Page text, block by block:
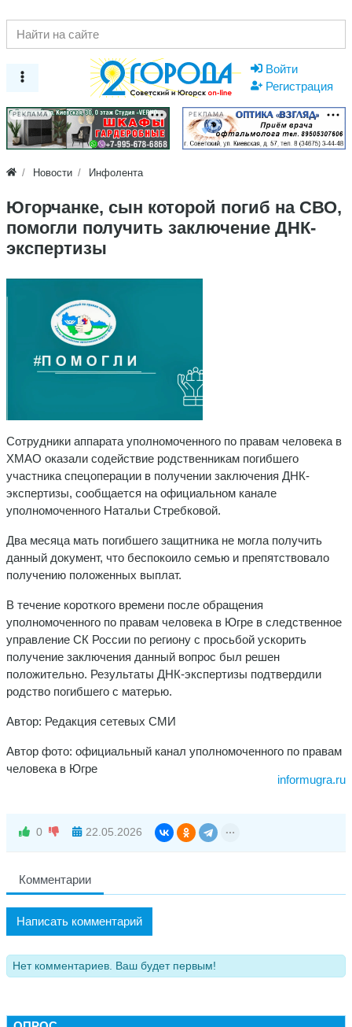
Войти
Регистрация
РЕКЛАМА РЕКЛАМА
Новости Инфолента
Югорчанке, сын которой погиб на СВО,
помогли получить заключение ДНК-
экспертизы
Сотрудники аппарата уполномоченного по правам человека в
ХМАО оказали содействие родственникам погибшего
участника спецоперации в получении заключения ДНК-
экспертизы, сообщается на официальном канале
уполномоченного Натальи Стребковой.
Два месяца мать погибшего защитника не могла получить
данный документ, что беспокоило семью и препятствовало
получению положенных выплат.
В течение короткого времени после обращения
уполномоченного по правам человека в Югре в следственное
управление СК России по региону с просьбой ускорить
получение заключения данный вопрос был решен
положительно. Результаты ДНК-экспертизы подтвердили
родство погибшего с матерью.
Автор: Редакция сетевых СМИ
Автор фото: официальный канал уполномоченного по правам
человека в Югре
informugra.ru
0 22.05.2026
Комментарии
Написать комментарий
Нет комментариев. Ваш будет первым!